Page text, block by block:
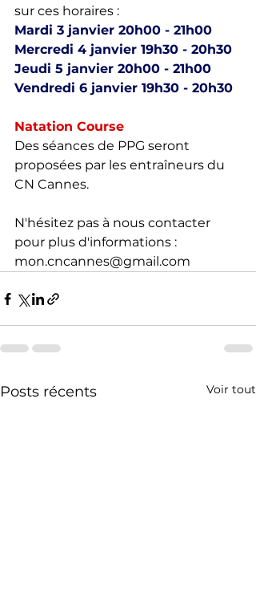
sur ces horaires :
Mardi 3 janvier 20h00 - 21h00
Mercredi 4 janvier 19h30 - 20h30
Jeudi 5 janvier 20h00 - 21h00
Vendredi 6 janvier 19h30 - 20h30
Natation Course
Des séances de PPG seront
proposées par les entraîneurs du
CN Cannes.
N'hésitez pas à nous contacter
pour plus d'informations :
mon.cncannes@gmail.com
Posts récents Voir tout